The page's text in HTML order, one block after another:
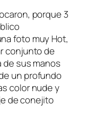
porque 3
foto muy Hot,
conjunto de
de sus manos
un profundo
color nude y
de conejito